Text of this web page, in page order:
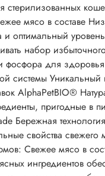
стерилизованных
мясо в составе
оптимальный уровень
набор
фосфора для здоровья
системы Уникальный
AlphaPetBIO®
пригодные в
Бережная
свойства свежего
Свежее мясо в
ингредиентов